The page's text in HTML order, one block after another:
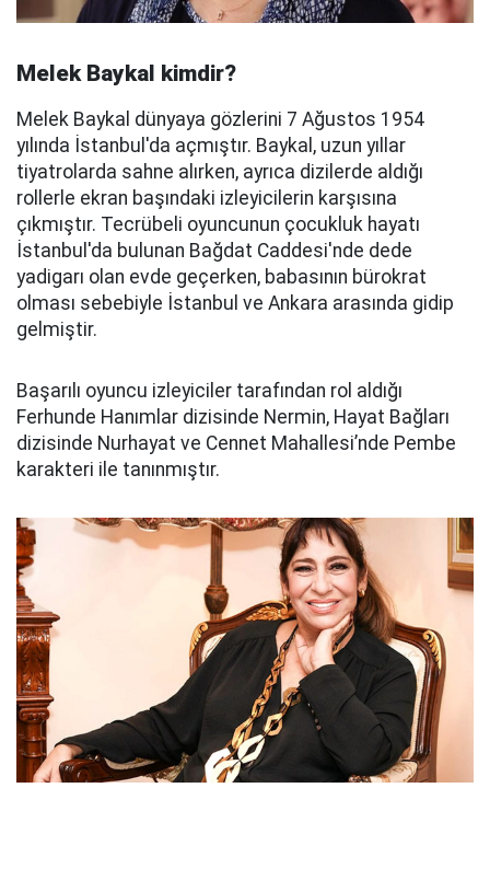
Melek Baykal kimdir?
Melek Baykal dünyaya gözlerini 7 Ağustos 1954
yılında İstanbul'da açmıştır. Baykal, uzun yıllar
tiyatrolarda sahne alırken, ayrıca dizilerde aldığı
rollerle ekran başındaki izleyicilerin karşısına
çıkmıştır. Tecrübeli oyuncunun çocukluk hayatı
İstanbul'da bulunan Bağdat Caddesi'nde dede
yadigarı olan evde geçerken, babasının bürokrat
olması sebebiyle İstanbul ve Ankara arasında gidip
gelmiştir.
Başarılı oyuncu izleyiciler tarafından rol aldığı
Ferhunde Hanımlar dizisinde Nermin, Hayat Bağları
dizisinde Nurhayat ve Cennet Mahallesi’nde Pembe
karakteri ile tanınmıştır.